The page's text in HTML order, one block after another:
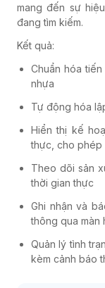
mang đến sự
đang tìm kiếm.
Kết quả:
Chuẩn hóa
nhựa
Tự động hóa
Hiển thị kế
thực, cho phép
Theo dõi sản
thời gian thực
Ghi nhận và
thông qua màn
Quản lý tình
kèm cảnh báo